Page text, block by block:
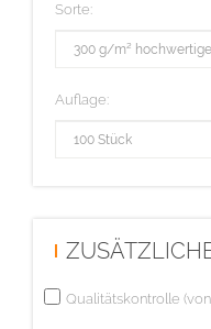
Sorte:
Auflage:
Qualitätskontrolle